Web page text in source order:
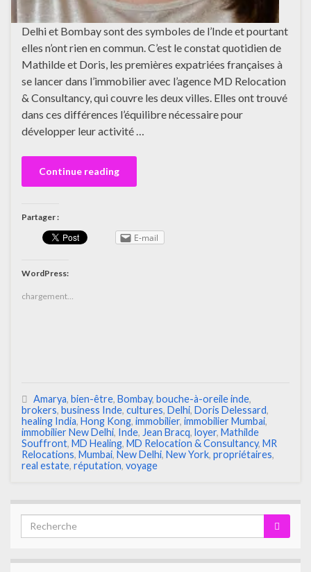
Delhi et Bombay sont des symboles de l’Inde et pourtant
elles n’ont rien en commun. C’est le constat quotidien de
Mathilde et Doris, les premières expatriées françaises à
se lancer dans l’immobilier avec l’agence MD Relocation
& Consultancy, qui couvre les deux villes. Elles ont trouvé
dans ces différences l’équilibre nécessaire pour
développer leur activité …
Continue reading
Partager :
E-mail
WordPress:
chargement…
Amarya, bien-être, Bombay, bouche-à-oreile inde,
brokers, business Inde, cultures, Delhi, Doris Delessard,
healing India, Hong Kong, immobilier, immobilier Mumbai,
immobilier New Delhi, Inde, Jean Bracq, loyer, Mathilde
Souffront, MD Healing, MD Relocation & Consultancy, MR
Relocations, Mumbai, New Delhi, New York, propriétaires,
real estate, réputation, voyage